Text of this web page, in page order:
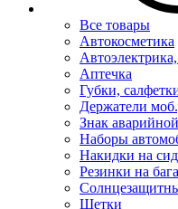
Все товары
Автокосметика
Аптечка
Губки,
Держатели
Знак
Наборы
Накидки на
Резинки на
Щетки